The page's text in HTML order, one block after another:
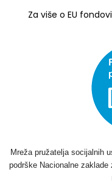
Za više o EU
Mreža pružatelja socijalnih
podrške Nacionalne